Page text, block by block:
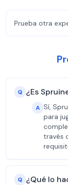
Prueba otra
Q ¿Es
A Sí,
para
través
Q ¿Qué lo